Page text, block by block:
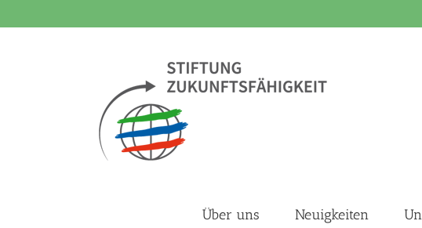
Inhalt
Über uns Neuigkeiten